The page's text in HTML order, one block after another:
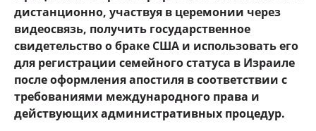
дистанционно, участвуя в церемонии через
видеосвязь, получить государственное
свидетельство о браке США и использовать его
для регистрации семейного статуса в Израиле
после оформления апостиля в соответствии с
требованиями международного права и
действующих административных процедур.